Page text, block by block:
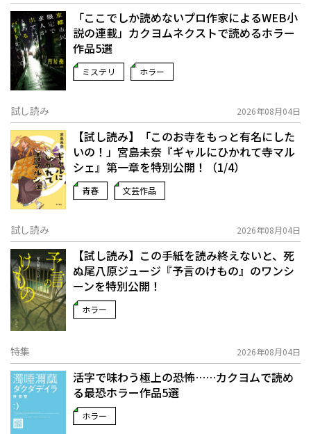
「ここでしか読めないプロ作家によるWEB小
説の連載」――カクヨムネクストで読めるホラー
作品5選
ミステリ ホラー
試し読み 2026年08月04日
【試し読み】「このお寺をもっと有名にした
いの！」宮島未奈『ギャルにひかれて寺マル
シェ』第一章を特別公開！（1/4）
青春 文芸作品
試し読み 2026年08月04日
【試し読み】この手紙を読み終えないと、死
ぬ――尾八原ジュージ『予言のけもの』のワンシ
ーンを特別公開！
ホラー
特集 2026年08月04日
活字で味わう極上の恐怖……カクヨムで読め
る最恐ホラー作品5選
ホラー